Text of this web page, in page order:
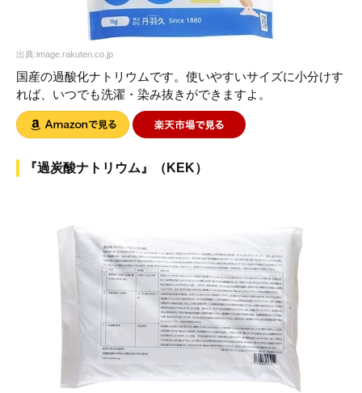
出典:image.rakuten.co.jp
国産の過酸化ナトリウムです。使いやすいサイズに小分けす
れば、いつでも洗濯・染み抜きができますよ。
『過炭酸ナトリウム』（KEK）